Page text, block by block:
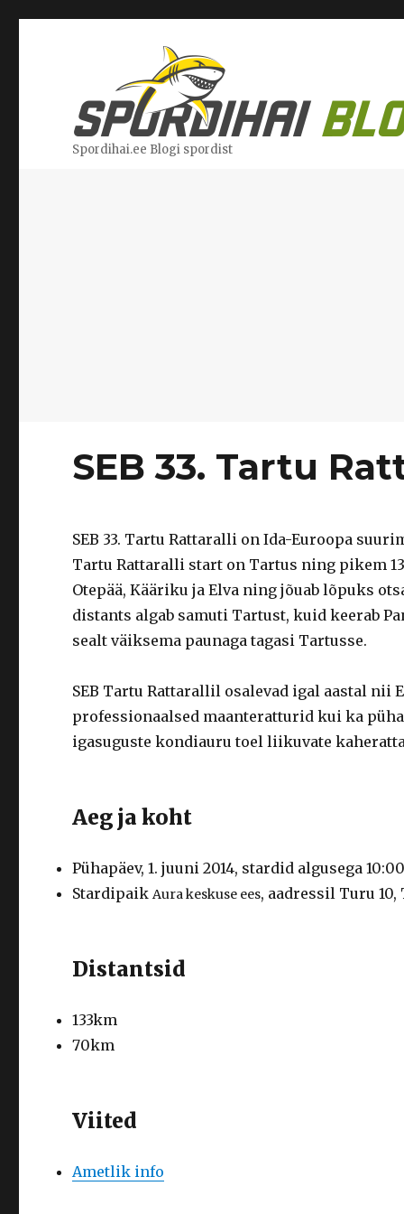
Spordihai.ee Blogi spordist
SEB 33. Tartu
SEB 33. Tartu Rattaralli on Ida-Euroopa
Tartu Rattaralli start on Tartus ning pikem
Otepää, Kääriku ja Elva ning jõuab lõpuks
distants algab samuti Tartust, kuid keerab
sealt väiksema paunaga tagasi Tartusse.
SEB Tartu Rattarallil osalevad igal aastal nii
professionaalsed maanteratturid kui ka
igasuguste kondiauru toel liikuvate
Aeg ja koht
Pühapäev, 1. juuni 2014, stardid algusega
StardipaikAura keskuse ees, aadressil Turu
Distantsid
133km
70km
Viited
Ametlik info